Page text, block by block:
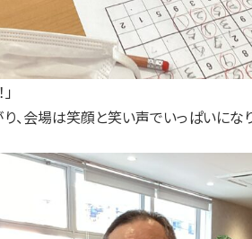
、会場は笑顔と笑い声でいっぱいにな